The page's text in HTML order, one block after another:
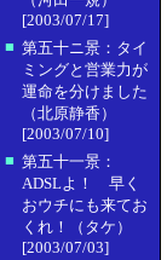
[2003/07/17]
■ 第五十ニ景：タイ
ミングと営業力が
運命を分けました
（北原静香）
[2003/07/10]
■ 第五十一景：
ADSLよ！ 早く
おウチにも来てお
くれ！（タケ）
[2003/07/03]